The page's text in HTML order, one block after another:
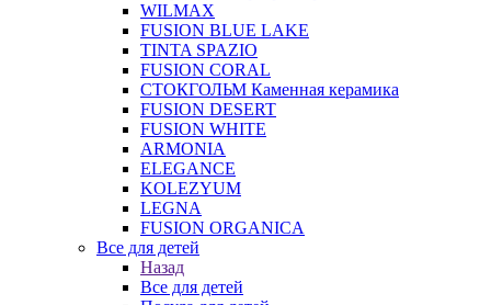
WILMAX
FUSION BLUE LAKE
TINTA SPAZIO
FUSION CORAL
СТОКГОЛЬМ Каменная керамика
FUSION DESERT
FUSION WHITE
ARMONIA
ELEGANCE
KOLEZYUM
LEGNA
FUSION ORGANICA
Все для детей
Назад
Все для детей